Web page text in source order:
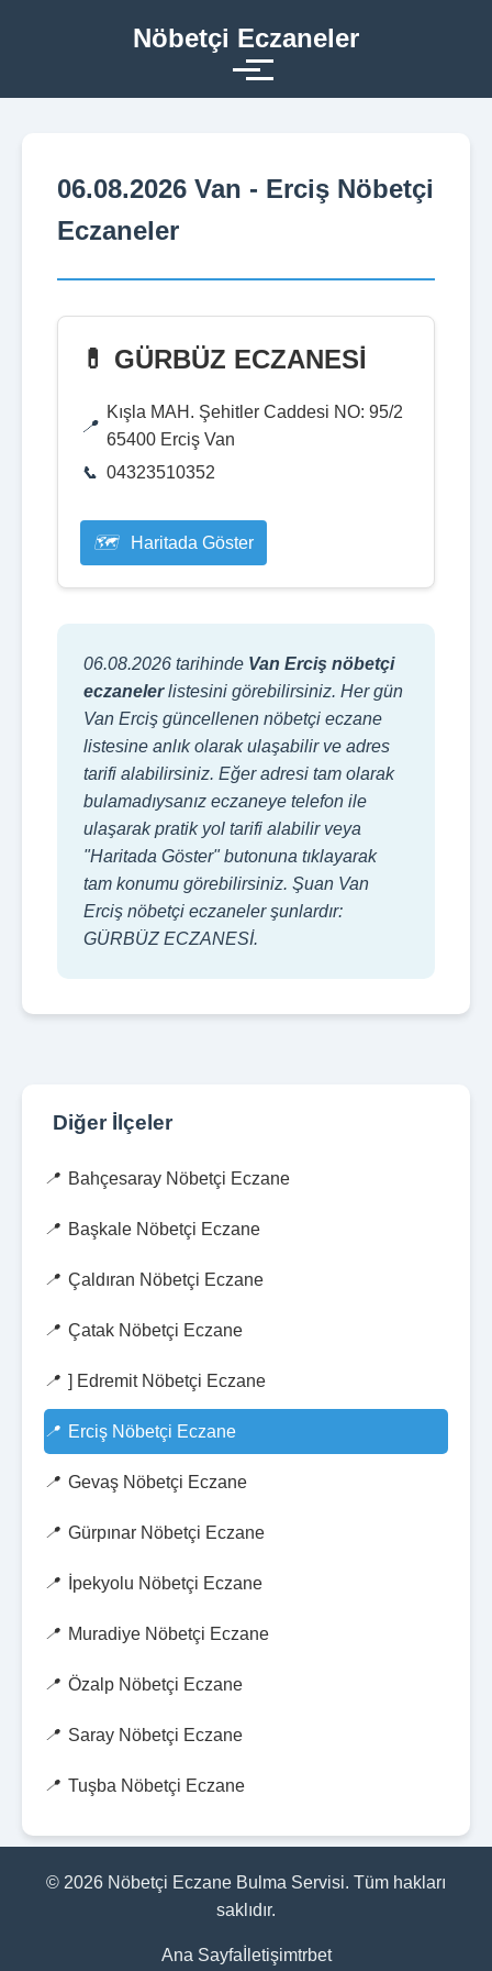
Nöbetçi Eczaneler
06.08.2026 Van - Erciş Nöbetçi
Eczaneler
💊 GÜRBÜZ ECZANESİ
Kışla MAH. Şehitler Caddesi NO: 95/2
65400 Erciş Van
04323510352
Haritada Göster
06.08.2026 tarihinde Van Erciş nöbetçi
eczanelerlistesini görebilirsiniz. Her gün
Van Erciş güncellenen nöbetçi eczane
listesine anlık olarak ulaşabilir ve adres
tarifi alabilirsiniz. Eğer adresi tam olarak
bulamadıysanız eczaneye telefon ile
ulaşarak pratik yol tarifi alabilir veya
"Haritada Göster" butonuna tıklayarak
tam konumu görebilirsiniz. Şuan Van
Erciş nöbetçi eczaneler şunlardır:
GÜRBÜZ ECZANESİ.
Diğer İlçeler
Bahçesaray Nöbetçi Eczane
Başkale Nöbetçi Eczane
Çaldıran Nöbetçi Eczane
Çatak Nöbetçi Eczane
] Edremit Nöbetçi Eczane
Erciş Nöbetçi Eczane
Gevaş Nöbetçi Eczane
Gürpınar Nöbetçi Eczane
İpekyolu Nöbetçi Eczane
Muradiye Nöbetçi Eczane
Özalp Nöbetçi Eczane
Saray Nöbetçi Eczane
Tuşba Nöbetçi Eczane
© 2026 Nöbetçi Eczane Bulma Servisi. Tüm hakları
saklıdır.
Ana Sayfa İletişimtrbet